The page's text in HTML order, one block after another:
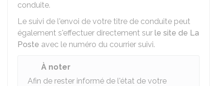
conduite.
Le suivi de l'envoi de votre titre de conduite peut
également s'effectuer directement sur le site de La
Poste avec le numéro du courrier suivi.
À noter
Afin de rester informé de l'état de votre